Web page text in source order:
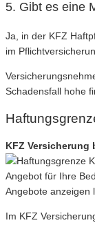
5. Gibt es eine
Ja, in der KFZ
im
Schadensfall hohe
KFZ Versicherung
Angebot für Ihre
Angebote anzeigen
Im KFZ